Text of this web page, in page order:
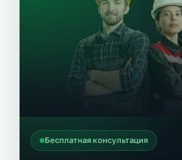
Бесплатная консультация